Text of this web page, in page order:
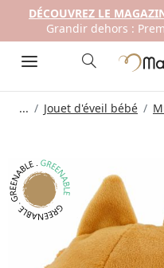
DÉCOUVREZ LE
Grandir dehors :
... Jouet d'éveil bébé